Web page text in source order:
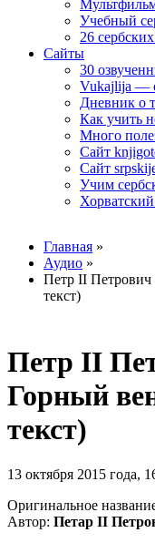
Учебный
26
Сайты
30
Vukajlija —
Дневник о
Как учить
Много
Сайт
Сайт
Учим
Вы здесьГлавная »
Аудио »
Петр II Петрович
текст)
Петр II
Горный
текст)
13 октября 2015 года,
Оригинальное
Автор: Петар II